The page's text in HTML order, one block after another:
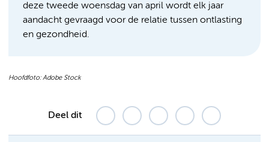
deze tweede woensdag van april wordt elk jaar
aandacht gevraagd voor de relatie tussen ontlasting
en gezondheid.
Hoofdfoto: Adobe Stock
Deel dit